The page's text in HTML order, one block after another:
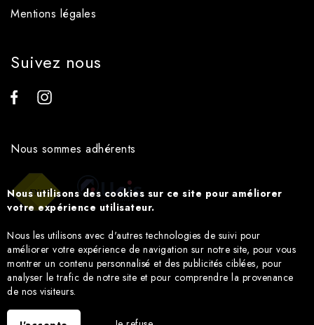
Mentions légales
Suivez nous
Nous sommes adhérents
Nous utilisons des cookies sur ce site pour améliorer
votre expérience utilisateur.
Nous les utilisons avec d'autres technologies de suivi pour
améliorer votre expérience de navigation sur notre site, pour vous
montrer un contenu personnalisé et des publicités ciblées, pour
analyser le trafic de notre site et pour comprendre la provenance
de nos visiteurs.